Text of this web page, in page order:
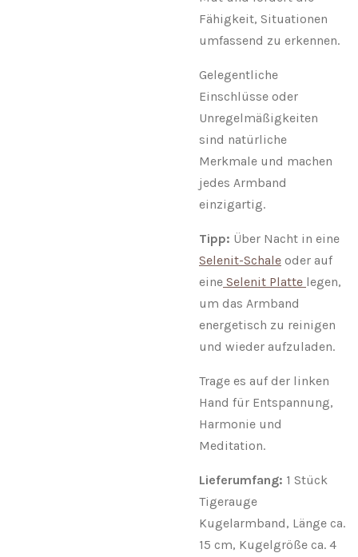
Fähigkeit, Situationen
umfassend zu erkennen.
Gelegentliche
Einschlüsse oder
Unregelmäßigkeiten
sind natürliche
Merkmale und machen
jedes Armband
einzigartig.
Tipp: Über Nacht in eine
Selenit-Schale oder auf
eine Selenit Platte legen,
um das Armband
energetisch zu reinigen
und wieder aufzuladen.
Trage es auf der linken
Hand für Entspannung,
Harmonie und
Meditation.
Lieferumfang: 1 Stück
Tigerauge
Kugelarmband, Länge ca.
15 cm, Kugelgröße ca. 4